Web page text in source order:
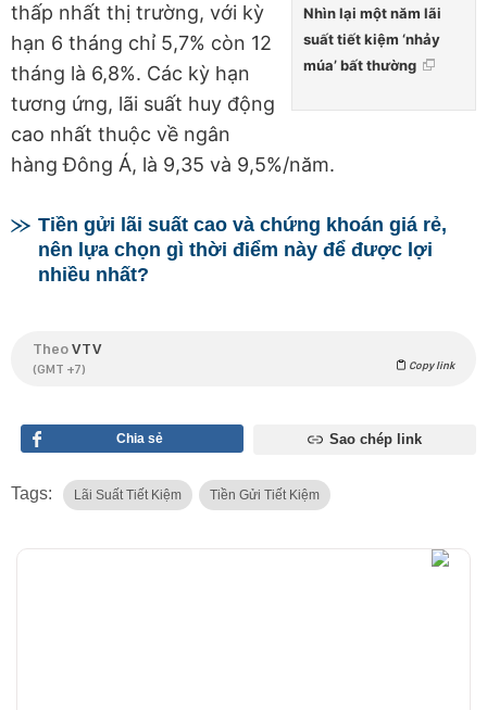
Nhìn lại một năm lãi
suất tiết kiệm ‘nhảy
múa’ bất thường
thấp nhất thị trường, với kỳ
hạn 6 tháng chỉ 5,7% còn 12
tháng là 6,8%. Các kỳ hạn
tương ứng, lãi suất huy động
cao nhất thuộc về ngân
hàng Đông Á, là 9,35 và 9,5%/năm.
Tiền gửi lãi suất cao và chứng khoán giá rẻ,
nên lựa chọn gì thời điểm này để được lợi
nhiều nhất?
TheoVTV
(GMT +7) Copy link
Chia sẻ Sao chép link
Tags: Lãi Suất Tiết Kiệm Tiền Gửi Tiết Kiệm